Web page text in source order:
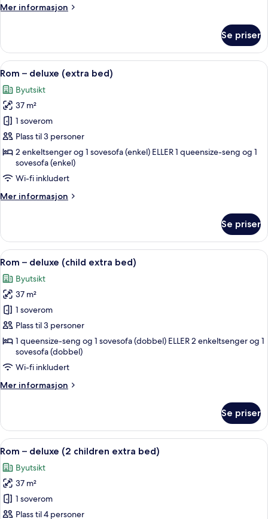
deluxe
Mer informasjon
Mer
for
person
deluxe
Se priser
Åpne
alle
bildene
av
Rom
–
deluxe
(extra
bed)
1 soverom, sengetøy av topp
3
Rom – deluxe (extra bed)
Byutsikt
37 m²
1 soverom
Plass til 3 personer
2 enkeltsenger og 1 sovesofa (enkel) ELLER 1 queensize-seng og 1
sovesofa (enkel)
Wi-fi inkludert
Mer informasjon
Mer
–
deluxe
(extra
Se priser
Åpne
alle
bildene
av
Rom
–
deluxe
(child
extra
bed)
1 soverom, sengetøy av topp
3
Rom – deluxe (child extra bed)
Byutsikt
37 m²
1 soverom
Plass til 3 personer
1 queensize-seng og 1 sovesofa (dobbel) ELLER 2 enkeltsenger og 1
sovesofa (dobbel)
Wi-fi inkludert
Mer informasjon
Mer
–
deluxe
(child
bed)
Se priser
Åpne
alle
bildene
av
Rom
–
1 soverom, sengetøy av topp
3
Rom – deluxe (2 children extra bed)
Byutsikt
37 m²
1 soverom
Plass til 4 personer